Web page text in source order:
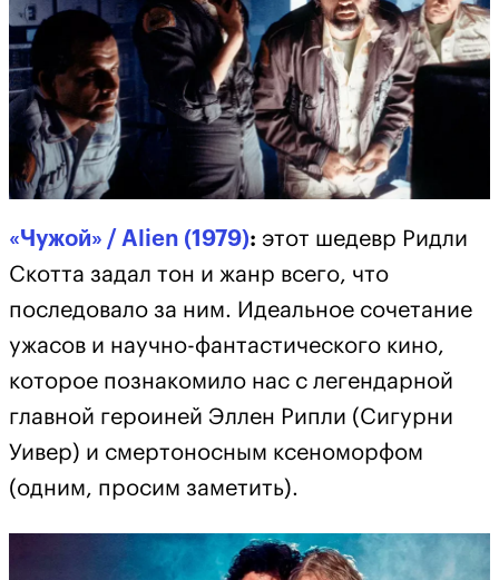
«Чужой» / Alien (1979): этот шедевр Ридли
Скотта задал тон и жанр всего, что
последовало за ним. Идеальное сочетание
ужасов и научно-фантастического кино,
которое познакомило нас с легендарной
главной героиней Эллен Рипли (Сигурни
Уивер) и смертоносным ксеноморфом
(одним, просим заметить).